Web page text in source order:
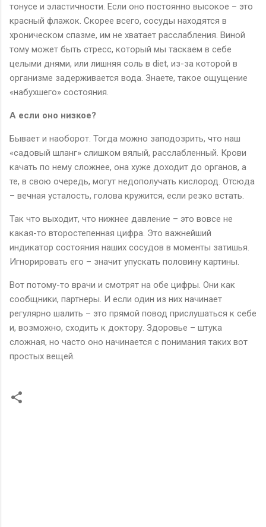
тонусе и эластичности. Если оно постоянно высокое – это
красный флажок. Скорее всего, сосуды находятся в
хроническом спазме, им не хватает расслабления. Виной
тому может быть стресс, который мы таскаем в себе
целыми днями, или лишняя соль в diet, из-за которой в
организме задерживается вода. Знаете, такое ощущение
«набухшего» состояния.
А если оно низкое?
Бывает и наоборот. Тогда можно заподозрить, что наш
«садовый шланг» слишком вялый, расслабленный. Крови
качать по нему сложнее, она хуже доходит до органов, а
те, в свою очередь, могут недополучать кислород. Отсюда
– вечная усталость, голова кружится, если резко встать.
Так что выходит, что нижнее давление – это вовсе не
какая-то второстепенная цифра. Это важнейший
индикатор состояния наших сосудов в моменты затишья.
Игнорировать его – значит упускать половину картины.
Вот потому-то врачи и смотрят на обе цифры. Они как
сообщники, партнеры. И если один из них начинает
регулярно шалить – это прямой повод прислушаться к себе
и, возможно, сходить к доктору. Здоровье – штука
сложная, но часто оно начинается с понимания таких вот
простых вещей.